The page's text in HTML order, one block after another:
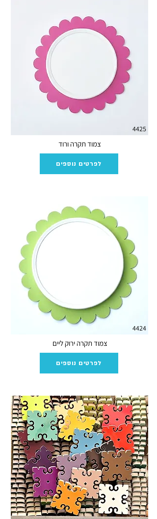
4425
צמוד תקרה ורוד
לפרטים נוספים
4424
צמוד תקרה ירוק ליים
לפרטים נוספים